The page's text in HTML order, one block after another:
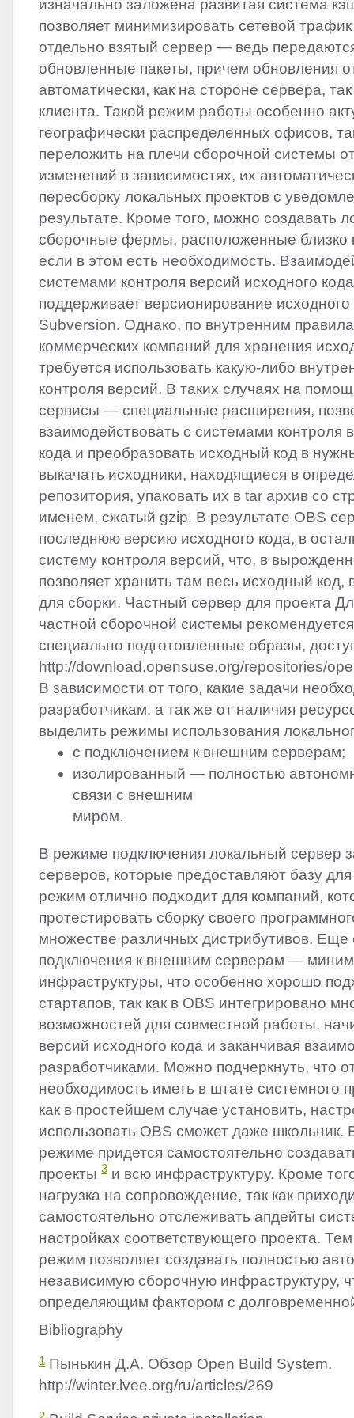
изначально заложена развитая система
позволяет минимизировать сетевой трафик
отдельно взятый сервер — ведь
обновленные пакеты, причем обновления
автоматически, как на стороне сервера,
клиента. Такой режим работы особенно
географически распределенных офисов,
переложить на плечи сборочной системы
изменений в зависимостях, их
пересборку локальных проектов с
результате. Кроме того, можно создавать
сборочные фермы, расположенные близко
если в этом есть необходимость.
системами контроля версий исходного
поддерживает версионирование исходного
Subversion. Однако, по внутренним
коммерческих компаний для хранения
требуется использовать какую-либо
контроля версий. В таких случаях на
сервисы — специальные расширения,
взаимодействовать с системами контроля
кода и преобразовать исходный код в
выкачать исходники, находящиеся в
репозитория, упаковать их в tar архив со
именем, сжатый gzip. В результате OBS
последнюю версию исходного кода, в
систему контроля версий, что, в
позволяет хранить там весь исходный код,
для сборки. Частный сервер для проекта
частной сборочной системы
специально подготовленные образы,
http://download.opensuse.org/repositories/
В зависимости от того, какие задачи
разработчикам, а так же от наличия
выделить режимы использования
с подключением к внешним серверам;
изолированный — полностью
связи с внешним
миром.
В режиме подключения локальный сервер
серверов, которые предоставляют базу
режим отлично подходит для компаний,
протестировать сборку своего
множестве различных дистрибутивов. Еще
подключения к внешним серверам —
инфраструктуры, что особенно хорошо
стартапов, так как в OBS интегрировано
возможностей для совместной работы,
версий исходного кода и заканчивая
разработчиками. Можно подчеркнуть, что
необходимость иметь в штате системного
как в простейшем случае установить,
использовать OBS сможет даже школьник.
режиме придется самостоятельно
проекты 3 и всю инфраструктуру. Кроме
нагрузка на сопровождение, так как
самостоятельно отслеживать апдейты
настройках соответствующего проекта.
режим позволяет создавать полностью
независимую сборочную инфраструктуру,
определяющим фактором с
Bibliography
1 Пынькин Д.А. Обзор Open Build System.
http://winter.lvee.org/ru/articles/269